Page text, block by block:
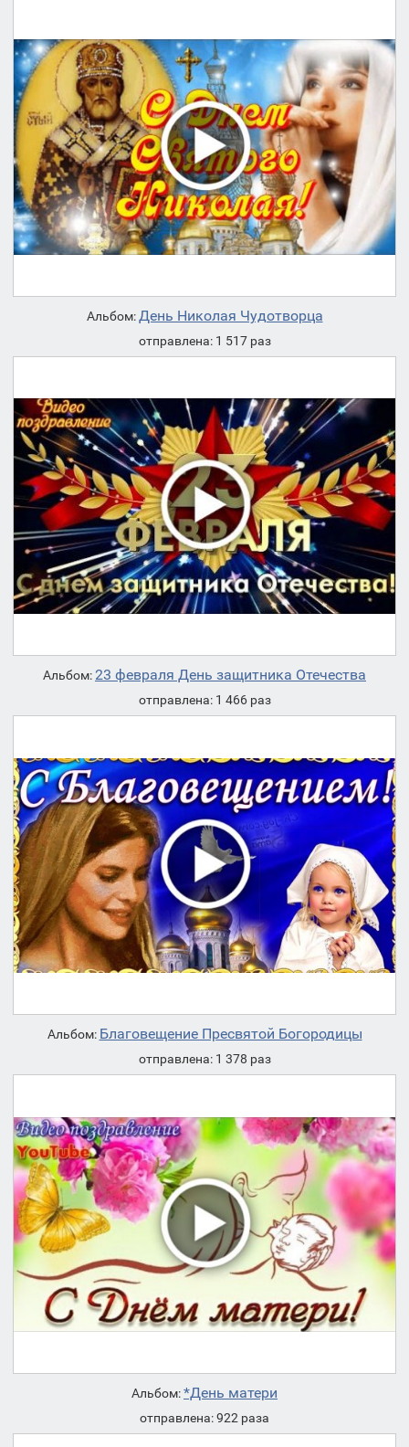
Альбом:День Николая Чудотворца
отправлена: 1 517 раз
Альбом: 23 февраля День защитника Отечества
отправлена: 1 466 раз
Альбом: Благовещение Пресвятой Богородицы
отправлена: 1 378 раз
Альбом:*День матери
отправлена: 922 раза